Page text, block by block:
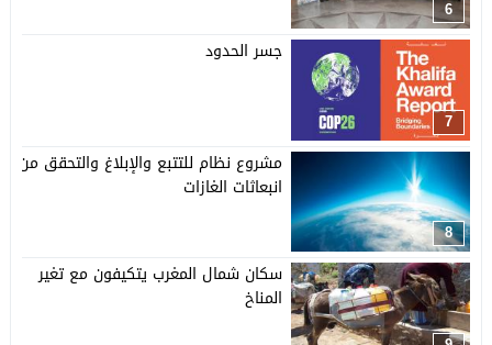
6
7
جسر الحدود
8
مشروع نظام للتتبع والإبلاغ والتحقق من
انبعاثات الغازات
سكان شمال المغرب يتكيفون مع تغير
المناخ